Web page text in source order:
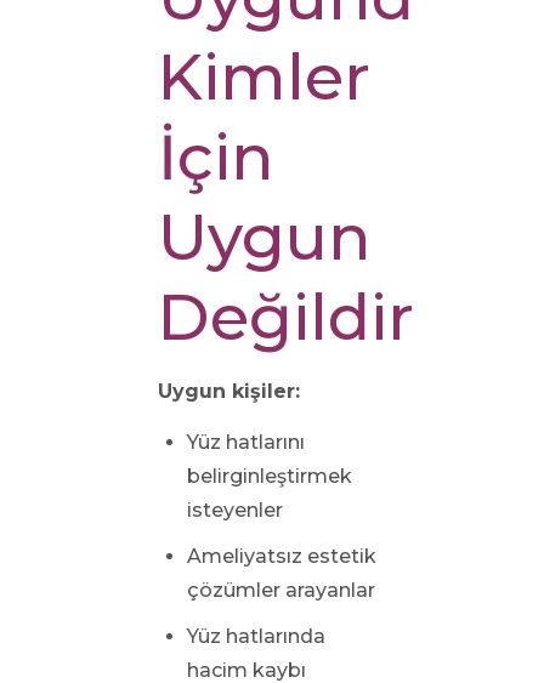
Kimler
İçin
Uygun
Değildir?
Uygun kişiler:
Yüz hatlarını
belirginleştirmek
isteyenler
Ameliyatsız estetik
çözümler arayanlar
Yüz hatlarında
hacim kaybı